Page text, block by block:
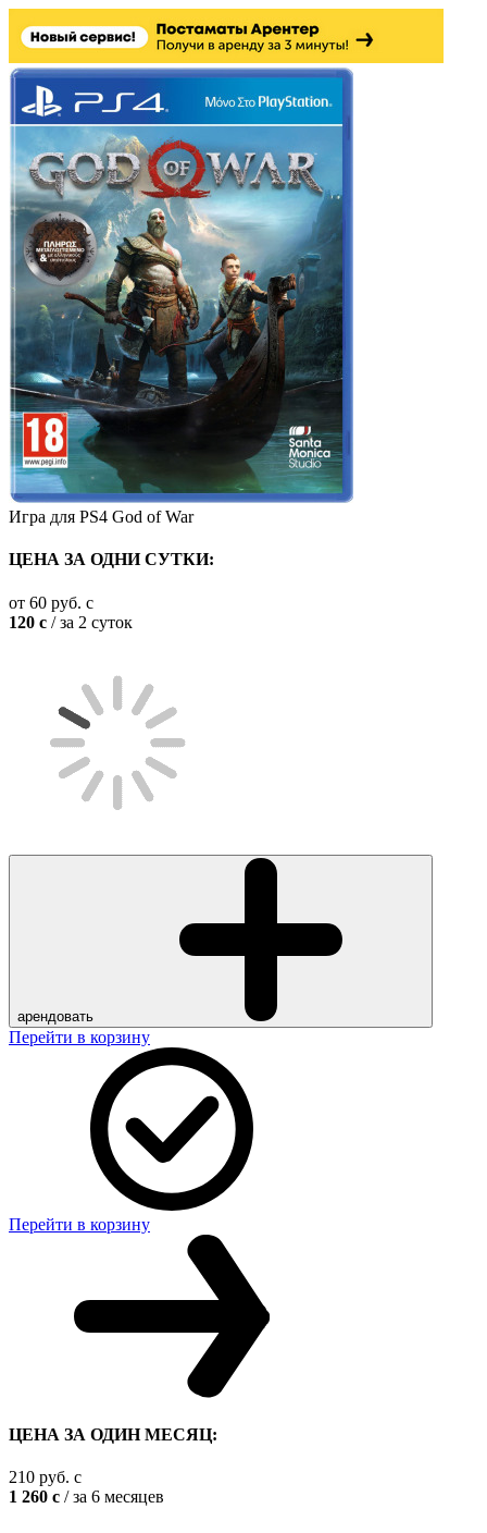
Игра для PS4 God of War
ЦЕНА ЗА ОДНИ СУТКИ:
от 60 руб. c
120 c / за 2 суток
арендовать
Перейти в корзину
Перейти в корзину
ЦЕНА ЗА ОДИН МЕСЯЦ:
210 руб. c
1 260 c / за 6 месяцев